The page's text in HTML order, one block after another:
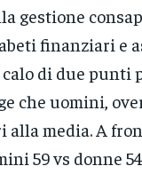
gestione
finanziari e
calo di due
che uomini,
media. A
59 vs donne